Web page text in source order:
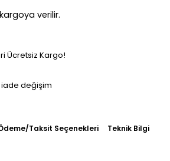
verilir.
Ücretsiz Kargo!
iade değişim
Taksit Seçenekleri Teknik Bilgi